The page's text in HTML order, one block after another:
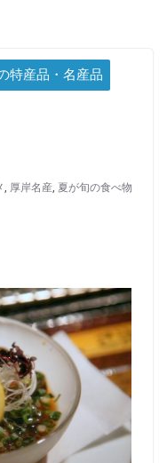
特産品・名産品
, 厚岸名産, 夏が旬の食べ物